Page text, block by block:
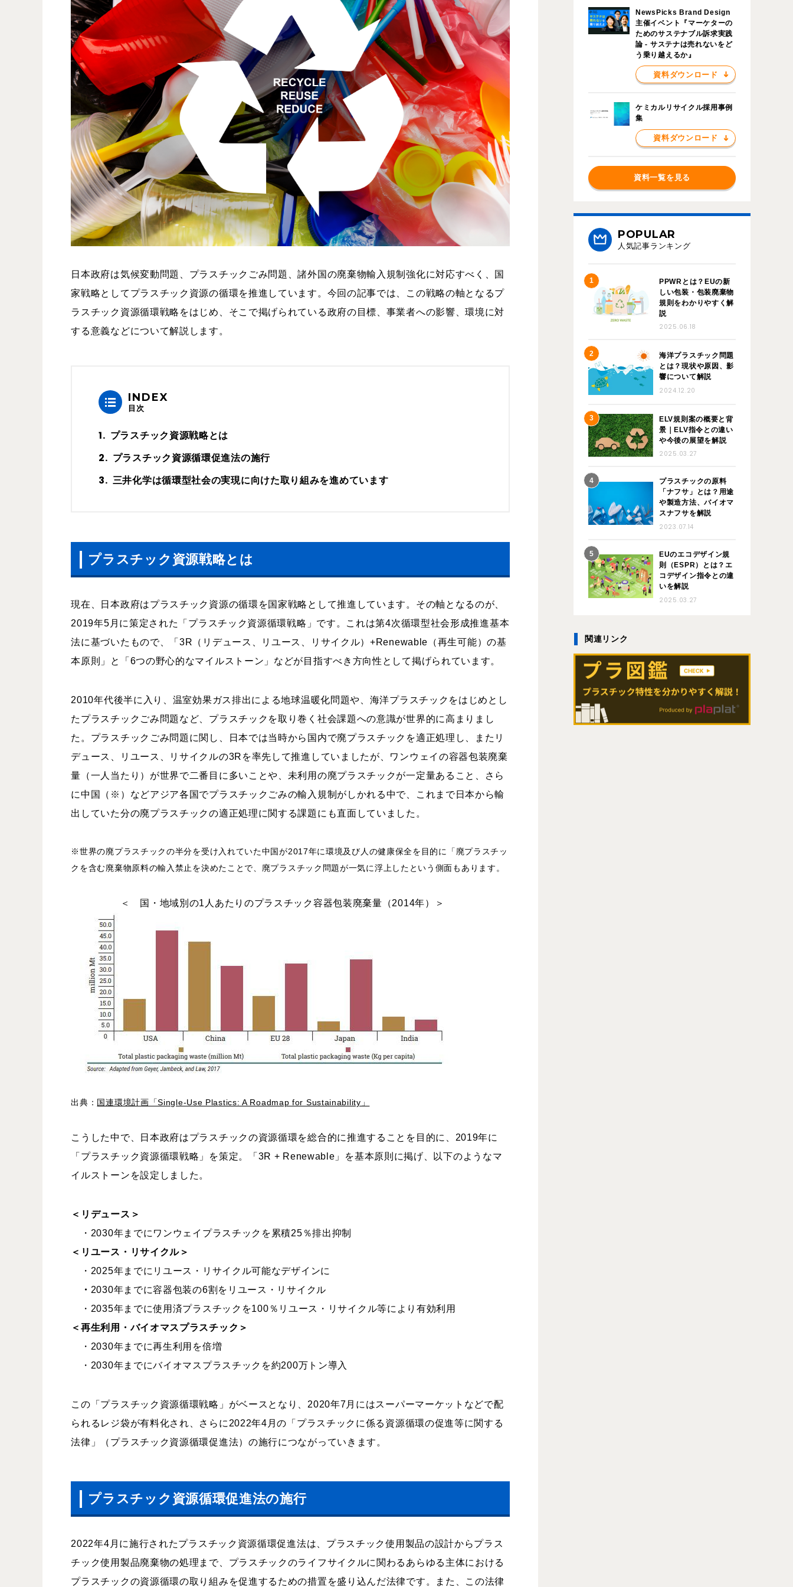
日本政府は気候変動問題、プラスチックごみ問題、諸外国の廃棄物輸入規制強化に対応すべく、国
家戦略としてプラスチック資源の循環を推進しています。今回の記事では、この戦略の軸となるプ
ラスチック資源循環戦略をはじめ、そこで掲げられている政府の目標、事業者への影響、環境に対
する意義などについて解説します。
INDEX
目次
プラスチック資源戦略とは
プラスチック資源循環促進法の施行
三井化学は循環型社会の実現に向けた取り組みを進めています
プラスチック資源戦略とは
現在、日本政府はプラスチック資源の循環を国家戦略として推進しています。その軸となるのが、
2019年5月に策定された「プラスチック資源循環戦略」です。これは第4次循環型社会形成推進基本
法に基づいたもので、「3R（リデュース、リユース、リサイクル）+Renewable（再生可能）の基
本原則」と「6つの野心的なマイルストーン」などが目指すべき方向性として掲げられています。
2010年代後半に入り、温室効果ガス排出による地球温暖化問題や、海洋プラスチックをはじめとし
たプラスチックごみ問題など、プラスチックを取り巻く社会課題への意識が世界的に高まりまし
た。プラスチックごみ問題に関し、日本では当時から国内で廃プラスチックを適正処理し、またリ
デュース、リユース、リサイクルの3Rを率先して推進していましたが、ワンウェイの容器包装廃棄
量（一人当たり）が世界で二番目に多いことや、未利用の廃プラスチックが一定量あること、さら
に中国（※）などアジア各国でプラスチックごみの輸入規制がしかれる中で、これまで日本から輸
出していた分の廃プラスチックの適正処理に関する課題にも直面していました。
※世界の廃プラスチックの半分を受け入れていた中国が2017年に環境及び人の健康保全を目的に「廃プラスチッ
クを含む廃棄物原料の輸入禁止を決めたことで、廃プラスチック問題が一気に浮上したという側面もあります。
＜ 国・地域別の1人あたりのプラスチック容器包装廃棄量（2014年）＞
出典： 国連環境計画「Single-Use Plastics: A Roadmap for Sustainability」
こうした中で、日本政府はプラスチックの資源循環を総合的に推進することを目的に、2019年に
「プラスチック資源循環戦略」を策定。「3R + Renewable」を基本原則に掲げ、以下のようなマ
イルストーンを設定しました。
＜リデュース＞
・ 2030年までにワンウェイプラスチックを累積25 ％排出抑制
＜リユース・リサイクル＞
・ 2025年までにリユース・リサイクル可能なデザインに
・ 2030年までに容器包装の6割をリユース・リサイクル
・ 2035年までに使用済プラスチックを100 ％リユース・リサイクル等により有効利用
＜再生利用・バイオマスプラスチック＞
・ 2030年までに再生利用を倍増
・ 2030年までにバイオマスプラスチックを約200万トン導入
この「プラスチック資源循環戦略」がベースとなり、2020年7月にはスーパーマーケットなどで配
られるレジ袋が有料化され、さらに2022年4月の「プラスチックに係る資源循環の促進等に関する
法律」（プラスチック資源循環促進法）の施行につながっていきます。
プラスチック資源循環促進法の施行
2022年4 月に施行されたプラスチック資源循環促進法は、プラスチック使用製品の設計からプラス
チック使用製品廃棄物の処理まで、プラスチックのライフサイクルに関わるあらゆる主体における
プラスチックの資源循環の取り組みを促進するための措置を盛り込んだ法律です。
また、この法律
NewsPicks Brand Design
主催イベント『マーケターの
ためのサステナブル訴求実践
論 - サステナは売れないをど
う乗り越えるか』
資料ダウンロード
ケミカルリサイクル採用事例
集
資料ダウンロード
資料一覧を見る
POPULAR
人気記事ランキング
PPWRとは？EUの新
しい包装・包装廃棄物
規則をわかりやすく解
説
2025.06.18
海洋プラスチック問題
とは？現状や原因、影
響について解説
2024.12.20
ELV規則案の概要と背
景｜ELV指令との違い
や今後の展望を解説
2025.03.27
プラスチックの原料
「ナフサ」とは？用途
や製造方法、バイオマ
スナフサを解説
2023.07.14
EUのエコデザイン規
則（ESPR）とは？エ
コデザイン指令との違
いを解説
2025.03.27
関連リンク